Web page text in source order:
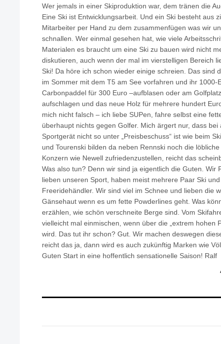
Wer jemals in einer Skiproduktion war, dem tränen die
Eine Ski ist Entwicklungsarbeit. Und ein Ski besteht aus
Mitarbeiter per Hand zu dem zusammenfügen was wir
schnallen. Wer einmal gesehen hat, wie viele
Materialen es braucht um eine Ski zu bauen wird nicht
diskutieren, auch wenn der mal im vierstelligen Bereich
Ski! Da höre ich schon wieder einige schreien. Das sind
im Sommer mit dem T5 am See vorfahren und ihr 1000-
Carbonpaddel für 300 Euro –aufblasen oder am
aufschlagen und das neue Holz für mehrere hundert
mich nicht falsch – ich liebe SUPen, fahre selbst eine
überhaupt nichts gegen Golfer. Mich ärgert nur, dass
Sportgerät nicht so unter „Preisbeschuss“ ist wie beim
und Tourenski bilden da neben Rennski noch die
Konzern wie Newell zufriedenzustellen, reicht das
Was also tun? Denn wir sind ja eigentlich die Guten. Wir
lieben unseren Sport, haben meist mehrere Paar Ski
Freeridehändler. Wir sind viel im Schnee und lieben die
Gänsehaut wenn es um fette Powderlines geht. Was
erzählen, wie schön verschneite Berge sind. Vom
vielleicht mal einmischen, wenn über die „extrem hohen
wird. Das tut ihr schon? Gut. Wir machen deswegen
reicht das ja, dann wird es auch zukünftig Marken wie
Guten Start in eine hoffentlich sensationelle Saison! Ralf